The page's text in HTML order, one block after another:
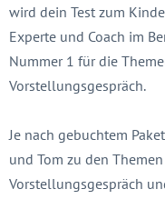
wird dein Test zum
Experte und Coach im
Nummer 1 für die
Vorstellungsgespräch.
Je nach gebuchtem
und Tom zu den
Vorstellungsgespräch